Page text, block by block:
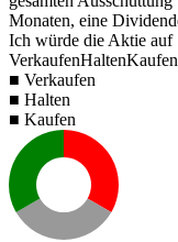
Monaten, eine
Ich würde die Aktie auf
VerkaufenHaltenKaufen
■ Verkaufen
■ Halten
■ Kaufen